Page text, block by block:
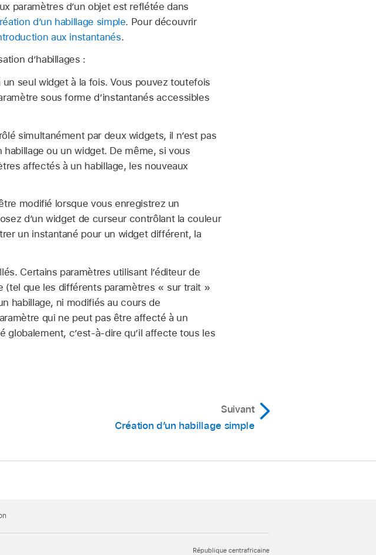
paramètres d’un objet est reflétée dans
d’un habillage simple. Pour découvrir
aux instantanés.
d’habillages :
seul widget à la fois. Vous pouvez toutefois
sous forme d’instantanés accessibles
simultanément par deux widgets, il n’est pas
ou un widget. De même, si vous
affectés à un habillage, les nouveaux
modifié lorsque vous enregistrez un
d’un widget de curseur contrôlant la couleur
un instantané pour un widget différent, la
Certains paramètres utilisant l’éditeur de
que les différents paramètres « sur trait »
habillage, ni modifiés au cours de
qui ne peut pas être affecté à un
globalement, c’est-à-dire qu’il affecte tous les
Suivant
Création d’un habillage simple
République centrafricaine